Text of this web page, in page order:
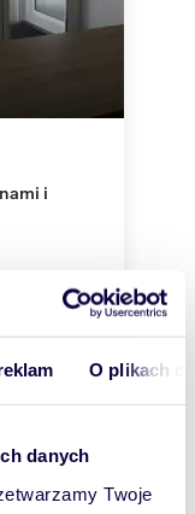
O plikach
danych
Twoje
w